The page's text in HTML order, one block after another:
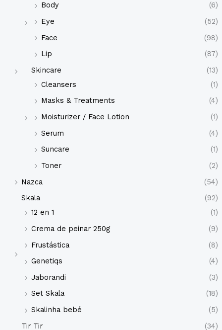
Body
(6)
Eye
(52)
Face
(98)
Lip
(87)
Skincare
(13)
Cleansers
(1)
Masks & Treatments
(4)
Moisturizer / Face Lotion
(1)
Serum
(4)
Suncare
(1)
Toner
(2)
Nazca
(54)
Skala
(92)
12 en 1
(1)
Crema de peinar 250g
(9)
Frustástica
(8)
Genetiqs
(4)
Jaborandi
(3)
Set Skala
(18)
Skalinha bebé
(5)
Tir Tir
(34)